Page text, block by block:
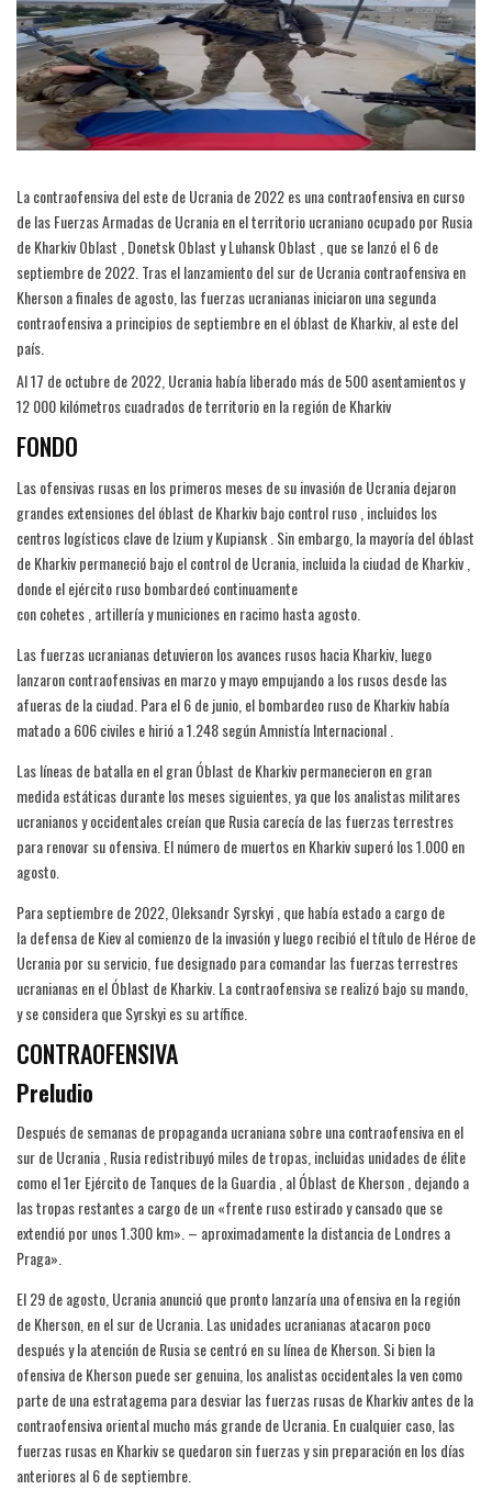
La contraofensiva del este de Ucrania de 2022 es una contraofensiva en curso
de las Fuerzas Armadas de Ucrania en el territorio ucraniano ocupado por Rusia
de Kharkiv Oblast , Donetsk Oblast y Luhansk Oblast , que se lanzó el 6 de
septiembre de 2022. Tras el lanzamiento del sur de Ucrania contraofensiva en
Kherson a finales de agosto, las fuerzas ucranianas iniciaron una segunda
contraofensiva a principios de septiembre en el óblast de Kharkiv, al este del
país.
Al 17 de octubre de 2022, Ucrania había liberado más de 500 asentamientos y
12 000 kilómetros cuadrados de territorio en la región de Kharkiv
FONDO
Las ofensivas rusas en los primeros meses de su invasión de Ucrania dejaron
grandes extensiones del óblast de Kharkiv bajo control ruso , incluidos los
centros logísticos clave de Izium y Kupiansk . Sin embargo, la mayoría del óblast
de Kharkiv permaneció bajo el control de Ucrania, incluida la ciudad de Kharkiv ,
donde el ejército ruso bombardeó continuamente
con cohetes , artillería y municiones en racimo hasta agosto.
Las fuerzas ucranianas detuvieron los avances rusos hacia Kharkiv, luego
lanzaron contraofensivas en marzo y mayo empujando a los rusos desde las
afueras de la ciudad. Para el 6 de junio, el bombardeo ruso de Kharkiv había
matado a 606 civiles e hirió a 1.248 según Amnistía Internacional .
Las líneas de batalla en el gran Óblast de Kharkiv permanecieron en gran
medida estáticas durante los meses siguientes, ya que los analistas militares
ucranianos y occidentales creían que Rusia carecía de las fuerzas terrestres
para renovar su ofensiva. El número de muertos en Kharkiv superó los 1.000 en
agosto.
Para septiembre de 2022, Oleksandr Syrskyi , que había estado a cargo de
la defensa de Kiev al comienzo de la invasión y luego recibió el título de Héroe de
Ucrania por su servicio, fue designado para comandar las fuerzas terrestres
ucranianas en el Óblast de Kharkiv. La contraofensiva se realizó bajo su mando,
y se considera que Syrskyi es su artífice.
CONTRAOFENSIVA
Preludio
Después de semanas de propaganda ucraniana sobre una contraofensiva en el
sur de Ucrania , Rusia redistribuyó miles de tropas, incluidas unidades de élite
como el 1er Ejército de Tanques de la Guardia , al Óblast de Kherson , dejando a
las tropas restantes a cargo de un «frente ruso estirado y cansado que se
extendió por unos 1.300 km». – aproximadamente la distancia de Londres a
Praga».
El 29 de agosto, Ucrania anunció que pronto lanzaría una ofensiva en la región
de Kherson, en el sur de Ucrania. Las unidades ucranianas atacaron poco
después y la atención de Rusia se centró en su línea de Kherson. Si bien la
ofensiva de Kherson puede ser genuina, los analistas occidentales la ven como
parte de una estratagema para desviar las fuerzas rusas de Kharkiv antes de la
contraofensiva oriental mucho más grande de Ucrania. En cualquier caso, las
fuerzas rusas en Kharkiv se quedaron sin fuerzas y sin preparación en los días
anteriores al 6 de septiembre.